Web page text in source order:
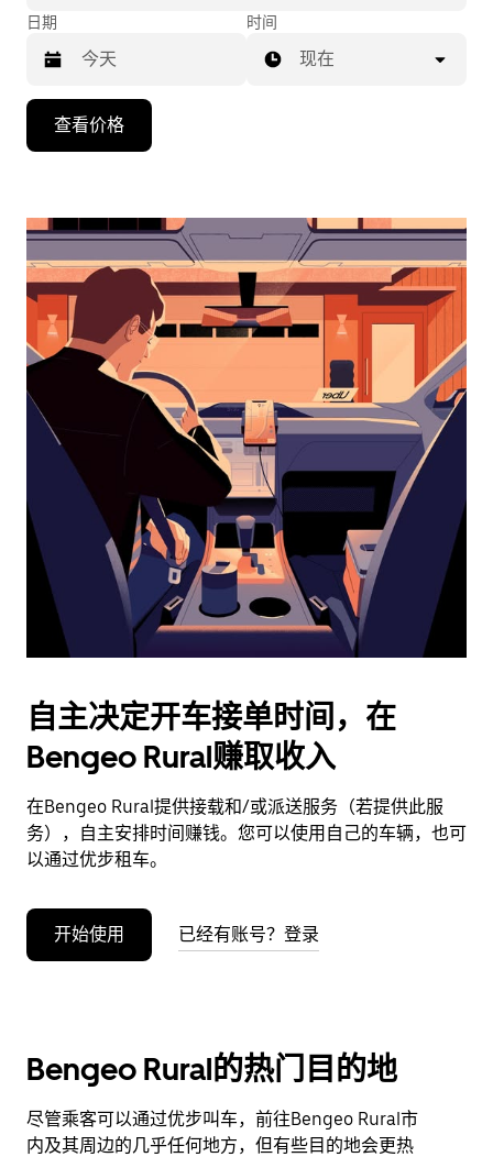
日期
向
头
浏
日
并
期。
按
退
闭
日
历。
时间
现在
查看价格
自主决定开车接单时间，在
Bengeo Rural赚取收入
在Bengeo Rural提供接载和/或派送服务（若提供此服
务），自主安排时间赚钱。您可以使用自己的车辆，也可
以通过优步租车。
开始使用 已经有账号？登录
Bengeo Rural的热门目的地
尽管乘客可以通过优步叫车，前往Bengeo Rural市
内及其周边的几乎任何地方，但有些目的地会更热